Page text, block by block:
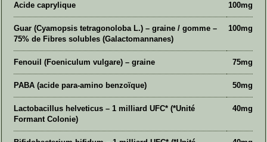
Acide caprylique 100mg
Guar (Cyamopsis tetragonoloba L.) – graine / gomme –
75% de Fibres solubles (Galactomannanes)
100mg
Fenouil (Foeniculum vulgare) – graine 75mg
PABA (acide para-amino benzoïque) 50mg
Lactobacillus helveticus – 1 milliard UFC* (*Unité
Formant Colonie)
40mg